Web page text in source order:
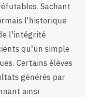
Sachant
l'historique
l'intégrité
qu'un simple
Certains élèves
générés par
ainsi